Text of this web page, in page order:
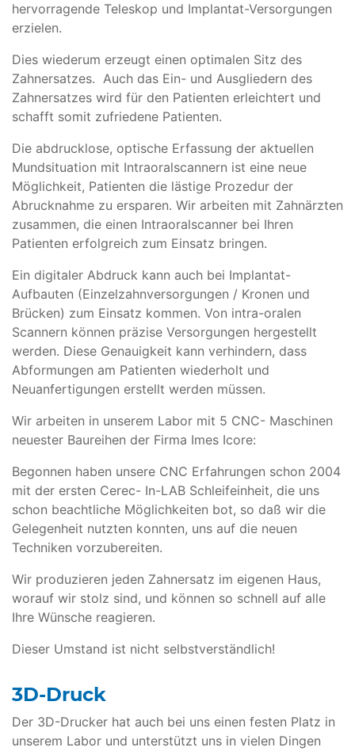
hervorragende Teleskop und Implantat-Versorgungen
erzielen.
Dies wiederum erzeugt einen optimalen Sitz des
Zahnersatzes. Auch das Ein- und Ausgliedern des
Zahnersatzes wird für den Patienten erleichtert und
schafft somit zufriedene Patienten.
Die abdrucklose, optische Erfassung der aktuellen
Mundsituation mit Intraoralscannern ist eine neue
Möglichkeit, Patienten die lästige Prozedur der
Abrucknahme zu ersparen. Wir arbeiten mit Zahnärzten
zusammen, die einen Intraoralscanner bei Ihren
Patienten erfolgreich zum Einsatz bringen.
Ein digitaler Abdruck kann auch bei Implantat-
Aufbauten (Einzelzahnversorgungen / Kronen und
Brücken) zum Einsatz kommen. Von intra-oralen
Scannern können präzise Versorgungen hergestellt
werden. Diese Genauigkeit kann verhindern, dass
Abformungen am Patienten wiederholt und
Neuanfertigungen erstellt werden müssen.
Wir arbeiten in unserem Labor mit 5 CNC- Maschinen
neuester Baureihen der Firma Imes Icore:
Begonnen haben unsere CNC Erfahrungen schon 2004
mit der ersten Cerec- In-LAB Schleifeinheit, die uns
schon beachtliche Möglichkeiten bot, so daß wir die
Gelegenheit nutzten konnten, uns auf die neuen
Techniken vorzubereiten.
Wir produzieren jeden Zahnersatz im eigenen Haus,
worauf wir stolz sind, und können so schnell auf alle
Ihre Wünsche reagieren.
Dieser Umstand ist nicht selbstverständlich!
3D-Druck
Der 3D-Drucker hat auch bei uns einen festen Platz in
unserem Labor und unterstützt uns in vielen Dingen